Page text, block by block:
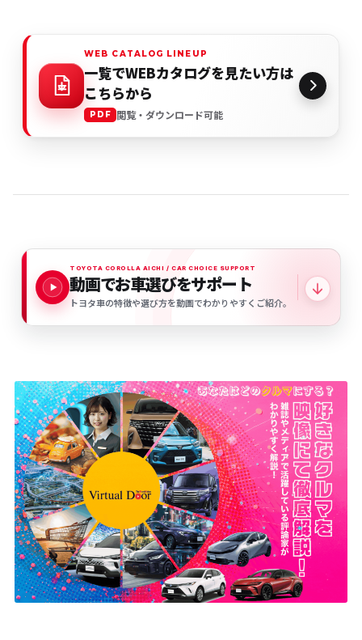
WEB CATALOG LINEUP
一覧でWEBカタログを見たい方は
こちらから
PDF 閲覧・ダウンロード可能
TOYOTA COROLLA AICHI / CAR CHOICE SUPPORT
動画でお車選びをサポート
トヨタ車の特徴や選び方を動画でわかりやすくご紹介。
動画でお車選びをサポート。トヨタ車の車種一覧と動画を見る